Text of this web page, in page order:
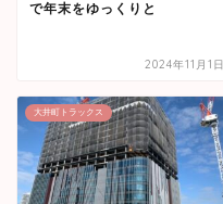
で年末をゆっくりと
2024年11月1日
大井町トラックス